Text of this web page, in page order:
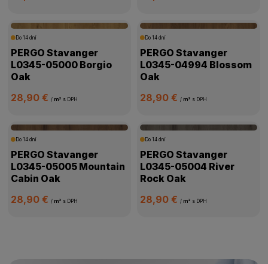
Do 14 dní
PERGO Stavanger
L0345-05000 Borgio
Oak
28,90 €/ m² s DPH
Do 14 dní
PERGO Stavanger
L0345-04994 Blossom
Oak
28,90 € / m² s DPH
Do 14 dní
PERGO Stavanger
L0345-05005 Mountain
Cabin Oak
28,90 €/ m² s DPH
Do 14 dní
PERGO Stavanger
L0345-05004 River
Rock Oak
28,90 € / m² s DPH